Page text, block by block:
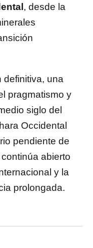
, desde la
definitiva, una
pragmatismo y
siglo del
Occidental
pendiente de
abierto
y la
prolongada.